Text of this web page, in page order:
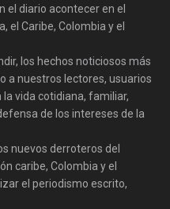
diario acontecer en el
el Caribe, Colombia y el
los hechos noticiosos más
a nuestros lectores, usuarios
vida cotidiana, familiar,
de los intereses de la
nuevos derroteros del
caribe, Colombia y el
el periodismo escrito,